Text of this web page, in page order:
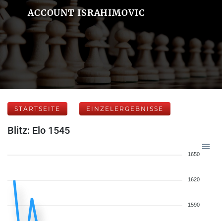
ACCOUNT ISRAHIMOVIC
STARTSEITE EINZELERGEBNISSE
Blitz: Elo 1545
1650
1620
1590